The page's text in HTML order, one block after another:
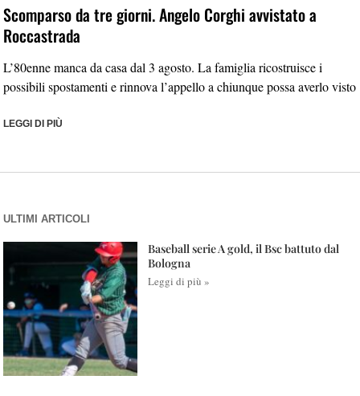
Scomparso da tre giorni. Angelo Corghi avvistato a
Roccastrada
L’80enne manca da casa dal 3 agosto. La famiglia ricostruisce i
possibili spostamenti e rinnova l’appello a chiunque possa averlo visto
LEGGI DI PIÙ
ULTIMI ARTICOLI
Baseball serie A gold, il Bsc battuto dal
Bologna
Leggi di più »